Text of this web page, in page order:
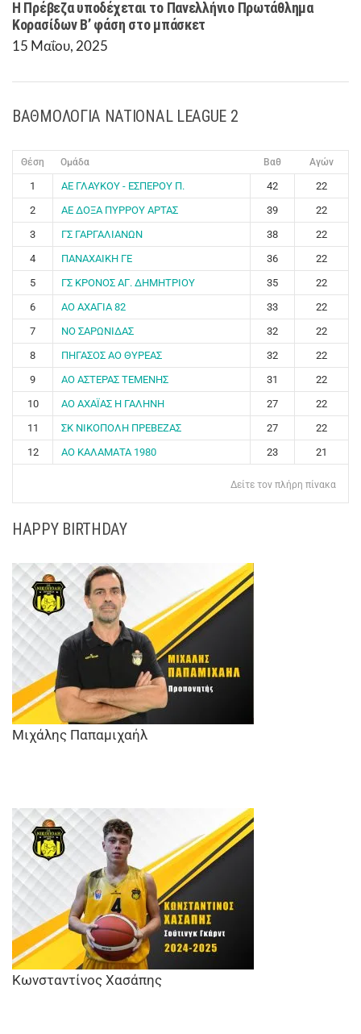
Η Πρέβεζα υποδέχεται το Πανελλήνιο Πρωτάθλημα
Κορασίδων Β’ φάση στο μπάσκετ
15 Μαΐου, 2025
ΒΑΘΜΟΛΟΓΙΑ NATIONAL LEAGUE 2
Θέση Ομάδα Βαθ Αγών
1 ΑΕ ΓΛΑΥΚΟΥ - ΕΣΠΕΡΟΥ Π. 42
22
2
ΑΕ ΔΟΞΑ ΠΥΡΡΟΥ ΑΡΤΑΣ 39
22
3
ΓΣ ΓΑΡΓΑΛΙΑΝΩΝ 38
22
4
ΠΑΝΑΧΑΙΚΗ ΓΕ 36
22
5
ΓΣ ΚΡΟΝΟΣ ΑΓ. ΔΗΜΗΤΡΙΟΥ 35
22
6
ΑΟ ΑΧΑΓΙΑ 82 33
22
7
ΝΟ ΣΑΡΩΝΙΔΑΣ 32
22
8
ΠΗΓΑΣΟΣ ΑΟ ΘΥΡΕΑΣ 32
22
9
ΑΟ ΑΣΤΕΡΑΣ ΤΕΜΕΝΗΣ 31
22
10
ΑΟ ΑΧΑΪΑΣ Η ΓΑΛΗΝΗ 27
22
11
ΣΚ ΝΙΚΟΠΟΛΗ ΠΡΕΒΕΖΑΣ 27
22
12
ΑΟ ΚΑΛΑΜΑΤΑ 1980 23 21
Δείτε τον πλήρη πίνακα
HAPPY BIRTHDAY
Μιχάλης Παπαμιχαήλ
Κωνσταντίνος Χασάπης